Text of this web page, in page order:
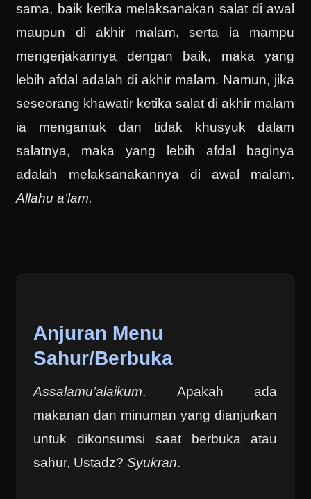
sama, baik ketika melaksanakan salat di awal
maupun di akhir malam, serta ia mampu
mengerjakannya dengan baik, maka yang
lebih afdal adalah di akhir malam. Namun, jika
seseorang khawatir ketika salat di akhir malam
ia mengantuk dan tidak khusyuk dalam
salatnya, maka yang lebih afdal baginya
adalah melaksanakannya di awal malam.
Allahu a‘lam.
Anjuran Menu
Sahur/Berbuka
Assalamu’alaikum. Apakah ada
makanan dan minuman yang dianjurkan
untuk dikonsumsi saat berbuka atau
sahur, Ustadz?Syukran.